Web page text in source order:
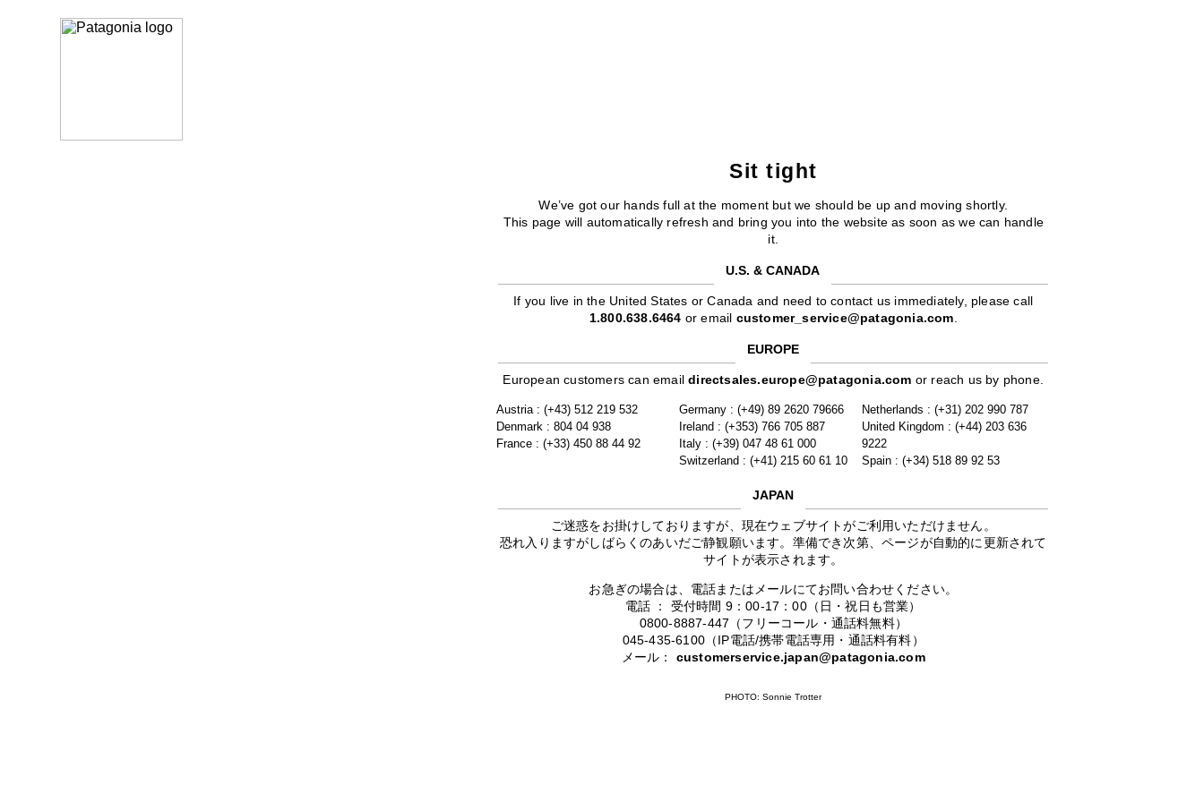
Sit tight
We’ve got our hands full at the moment but we should be up and moving shortly.
This page will automatically refresh and bring you into the website as soon as we can handle
it.
U.S. & CANADA
If you live in the United States or Canada and need to contact us immediately, please call
1.800.638.6464 or email customer_service@patagonia.com.
EUROPE
European customers can emaildirectsales.europe@patagonia.com or reach us by phone.
Austria : (+43) 512 219 532
Denmark : 804 04 938
France : (+33) 450 88 44 92
Germany : (+49) 89 2620 79666
Ireland : (+353) 766 705 887
Italy : (+39) 047 48 61 000
Switzerland : (+41) 215 60 61 10
Netherlands : (+31) 202 990 787
United Kingdom : (+44) 203 636
9222
Spain : (+34) 518 89 92 53
JAPAN
ご迷惑をお掛けしておりますが、現在ウェブサイトがご利用いただけません。
恐れ入りますがしばらくのあいだご静観願います。準備でき次第、ページが自動的に更新されて
サイトが表示されます。
お急ぎの場合は、電話またはメールにてお問い合わせください。
電話 ： 受付時間 9：00-17：00（日・祝日も営業）
0800-8887-447（フリーコール・通話料無料）
045-435-6100（IP電話/携帯電話専用・通話料有料）
メール： customerservice.japan@patagonia.com
PHOTO: Sonnie Trotter